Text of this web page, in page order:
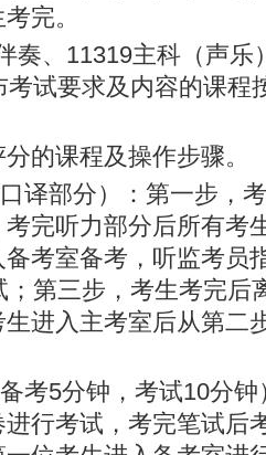
完。
奏、11319主科（声乐
试要求及内容的课程
的课程及操作步骤。
译部分）：第一步，
完听力部分后所有考
考室备考，听监考员
第三步，考生考完后
进入主考室后从第二
考5分钟，考试10分
行考试，考完笔试后